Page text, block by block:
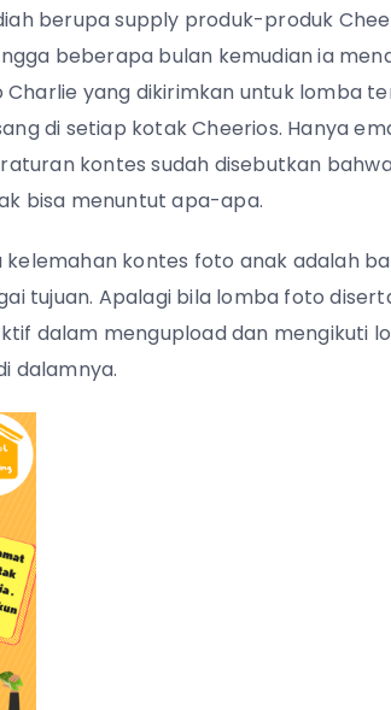
berupa supply produk-produk
beberapa bulan kemudian ia
yang dikirimkan untuk lomba
di setiap kotak Cheerios. Hanya
kontes sudah disebutkan
bisa menuntut apa-apa.
kelemahan kontes foto anak adalah
tujuan. Apalagi bila lomba foto
dalam mengupload dan mengikuti
dalamnya.